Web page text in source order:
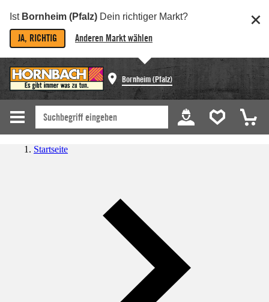
Ist Bornheim (Pfalz) Dein richtiger Markt?
JA, RICHTIG Anderen Markt wählen
Bornheim (Pfalz)
Startseite